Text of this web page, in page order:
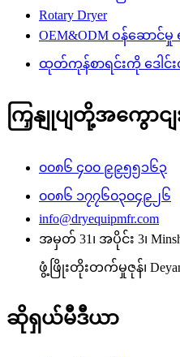
Rotary Dryer
OEM&ODM ဝန်ဆောင်
ထုတ်ကုန်စာရင်းကို ဒေါင်
ကြှနျုပျတို့အကွောငျ
၀၀၈၆ ၄၀၀ ၉၉၅၅၁၆၃
၀၀၈၆ ၁၇၇၆၀၃၀၄၉၂၆
info@dryequipmfr.com
အမှတ် 31၊ အပိုင်း 3၊
ဖွံ့ဖြိုးတိုးတက်မှုဇုန်၊
ဆိုရှယ်မီဒီယာ